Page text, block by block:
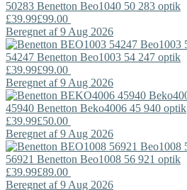
50283 Benetton Beo1040 50 283 optik
£39.99£99.00
Beregnet af 9 Aug 2026
54247 Benetton Beo1003 54 247 optik
£39.99£99.00
Beregnet af 9 Aug 2026
45940 Benetton Beko4006 45 940 optik
£39.99£50.00
Beregnet af 9 Aug 2026
56921 Benetton Beo1008 56 921 optik
£39.99£89.00
Beregnet af 9 Aug 2026